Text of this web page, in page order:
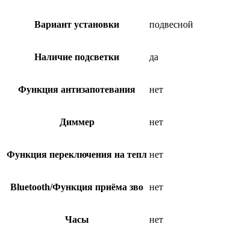
Вариант установки подвесной
Наличие подсветки да
Функция антизапотевания нет
Диммер нет
Функция переключения на тепл нет
Bluetooth/Функция приёма зво нет
Часы нет